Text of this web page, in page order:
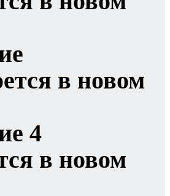
в новом
4
в новом